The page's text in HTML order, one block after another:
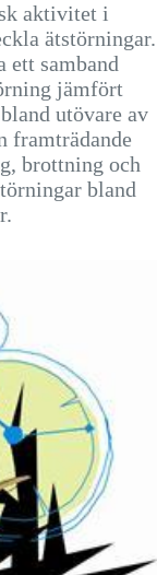
aktivitet i
ätstörningar.
ett samband
jämfört
utövare av
framträdande
brottning och
bland